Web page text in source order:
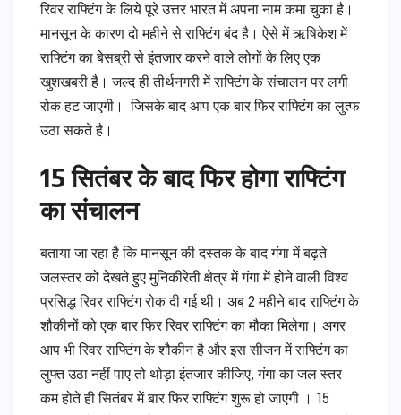
रिवर राफ्टिंग के लिये पूरे उत्तर भारत में अपना नाम कमा चुका है।
मानसून के कारण दो महीने से राफ्टिंग बंद है। ऐसे में ऋषिकेश में
राफ्टिंग का बेसब्री से इंतजार करने वाले लोगों के लिए एक
खुशखबरी है। जल्द ही तीर्थनगरी में राफ्टिंग के संचालन पर लगी
रोक हट जाएगी। जिसके बाद आप एक बार फिर राफ्टिंग का लुत्फ
उठा सकते है।
15 सितंबर के बाद फिर होगा राफ्टिंग
का संचालन
बताया जा रहा है कि मानसून की दस्तक के बाद गंगा में बढ़ते
जलस्तर को देखते हुए मुनिकीरेती क्षेत्र में गंगा में होने वाली विश्व
प्रसिद्ध रिवर राफ्टिंग रोक दी गई थी। अब 2 महीने बाद राफ्टिंग के
शौकीनों को एक बार फिर रिवर राफ्टिंग का मौका मिलेगा। अगर
आप भी रिवर राफ्टिंग के शौकीन है और इस सीजन में राफ्टिंग का
लुफ्त उठा नहीं पाए तो थोड़ा इंतजार कीजिए, गंगा का जल स्तर
कम होते ही सितंबर में बार फिर राफ्टिंग शुरू हो जाएगी । 15